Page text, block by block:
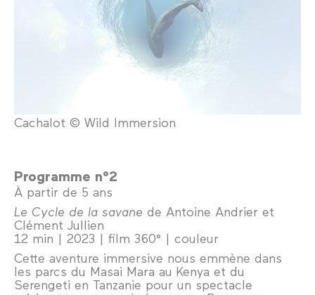
Cachalot © Wild Immersion
Programme n°2
À partir de 5 ans
Le Cycle de la savane de Antoine Andrier et
Clément Jullien
12 min | 2023 | film 360° | couleur
Cette aventure immersive nous emmène dans
les parcs du Masai Mara au Kenya et du
Serengeti en Tanzanie pour un spectacle